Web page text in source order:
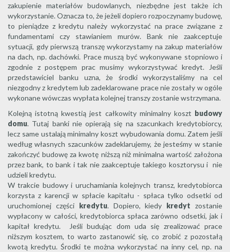
zakupienie materiałów budowlanych, niezbędne jest także ich
wykorzystanie. Oznacza to, że jeżeli dopiero rozpoczynamy budowę,
to pieniądze z kredytu należy wykorzystać na prace związane z
fundamentami czy stawianiem murów. Bank nie zaakceptuje
sytuacji, gdy pierwszą transzę wykorzystamy na zakup materiałów
na dach, np. dachówki. Prace muszą być wykonywane stopniowo i
zgodnie z postępem prac musimy wykorzystywać kredyt. Jeśli
przedstawiciel banku uzna, że środki wykorzystaliśmy na cel
niezgodny z kredytem lub zadeklarowane prace nie zostały w ogóle
wykonane wówczas wypłata kolejnej transzy zostanie wstrzymana.
Kolejną istotną kwestią jest całkowity minimalny koszt budowy
domu. Tutaj banki nie opierają się na szacunkach kredytobiorcy,
lecz same ustalają minimalny koszt wybudowania domu. Zatem jeśli
według własnych szacunków zadeklarujemy, że jesteśmy w stanie
zakończyć budowę za kwotę niższą niż minimalna wartość założona
przez bank, to bank i tak nie zaakceptuje takiego kosztorysu i nie
udzieli kredytu.
W trakcie budowy i uruchamiania kolejnych transz, kredytobiorca
korzysta z karencji w spłacie kapitału - spłaca tylko odsetki od
uruchomionej części kredytu. Dopiero, kiedy kredyt zostanie
wypłacony w całości, kredytobiorca spłaca zarówno odsetki, jak i
kapitał kredytu. Jeśli budując dom uda się zrealizować prace
niższym kosztem, to warto zastanowić się, co zrobić z pozostałą
kwotą kredytu. Środki te można wykorzystać na inny cel, np. na